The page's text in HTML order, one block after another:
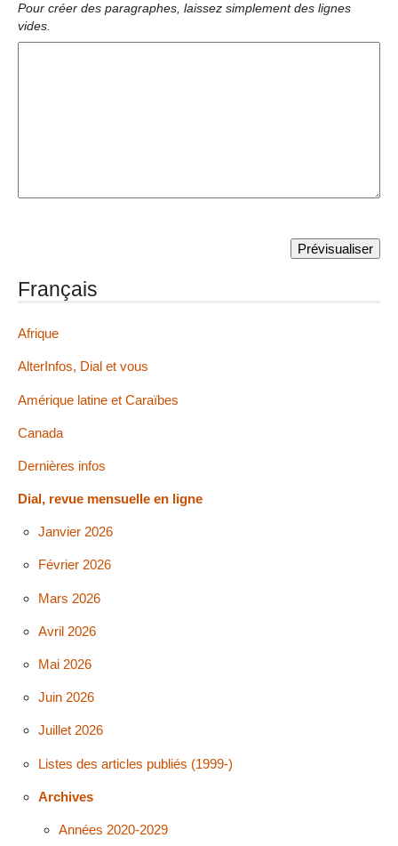
Pour créer des paragraphes, laissez simplement des lignes
vides.
Français
Afrique
AlterInfos, Dial et vous
Amérique latine et Caraïbes
Canada
Dernières infos
Dial, revue mensuelle en ligne
Janvier 2026
Février 2026
Mars 2026
Avril 2026
Mai 2026
Juin 2026
Juillet 2026
Listes des articles publiés (1999-)
Archives
Années 2020-2029